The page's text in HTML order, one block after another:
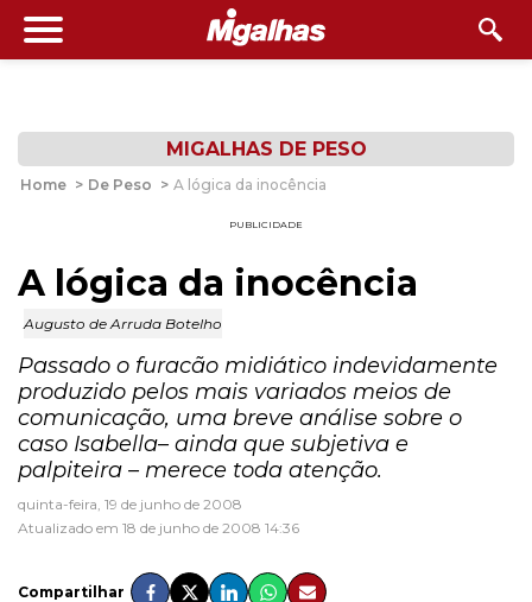
MIGALHAS DE PESO
Home > De Peso > A lógica da inocência
PUBLICIDADE
A lógica da inocência
Augusto de Arruda Botelho
Passado o furacão midiático indevidamente
produzido pelos mais variados meios de
comunicação, uma breve análise sobre o
caso Isabella– ainda que subjetiva e
palpiteira – merece toda atenção.
quinta-feira, 19 de junho de 2008
Atualizado em 18 de junho de 2008 14:36
Compartilhar